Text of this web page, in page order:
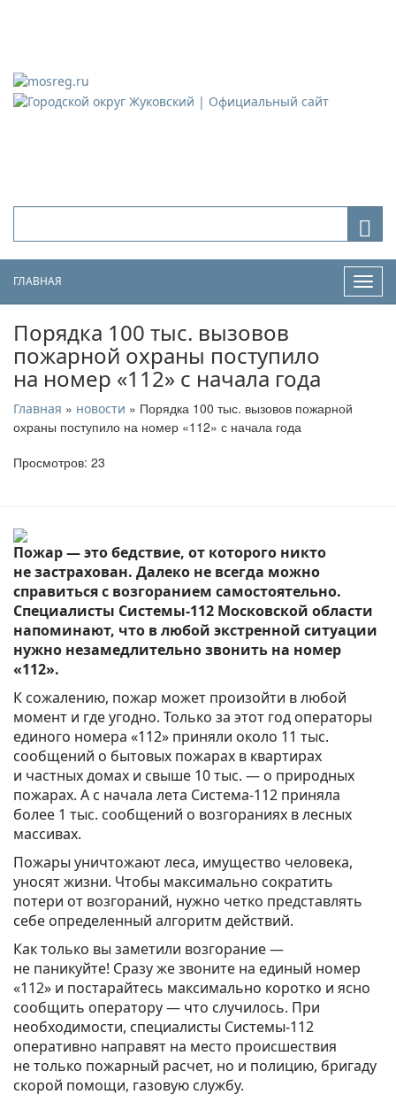
ГЛАВНАЯ
Порядка 100 тыс. вызовов
пожарной охраны поступило
на номер «112» с начала года
Главная » новости » Порядка 100 тыс. вызовов пожарной
охраны поступило на номер «112» с начала года
Просмотров: 23
Пожар — это бедствие, от которого никто
не застрахован. Далеко не всегда можно
справиться с возгоранием самостоятельно.
Специалисты Системы-112 Московской области
напоминают, что в любой экстренной ситуации
нужно незамедлительно звонить на номер
«112».
К сожалению, пожар может произойти в любой
момент и где угодно. Только за этот год операторы
единого номера «112» приняли около 11 тыс.
сообщений о бытовых пожарах в квартирах
и частных домах и свыше 10 тыс. — о природных
пожарах. А с начала лета Система-112 приняла
более 1 тыс. сообщений о возгораниях в лесных
массивах.
Пожары уничтожают леса, имущество человека,
уносят жизни. Чтобы максимально сократить
потери от возгораний, нужно четко представлять
себе определенный алгоритм действий.
Как только вы заметили возгорание —
не паникуйте! Сразу же звоните на единый номер
«112» и постарайтесь максимально коротко и ясно
сообщить оператору — что случилось. При
необходимости, специалисты Системы-112
оперативно направят на место происшествия
не только пожарный расчет, но и полицию, бригаду
скорой помощи, газовую службу.